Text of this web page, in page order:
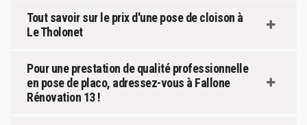
Tout savoir sur le prix d'une pose de cloison à
Le Tholonet
Pour une prestation de qualité professionnelle
en pose de placo, adressez-vous à Fallone
Rénovation 13 !